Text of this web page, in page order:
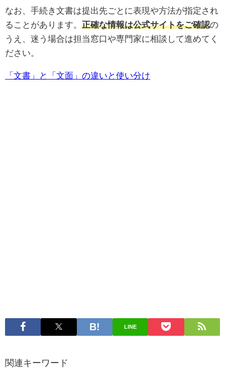
なお、手続き文書は提出先ごとに表現や方法が指定され
ることがあります。 正確な情報は公式サイトをご確認の
うえ、迷う場合は担当窓口や専門家に相談して進めてく
ださい。
「文書」と「文面」の違いと使い分け
LINE
関連キーワード